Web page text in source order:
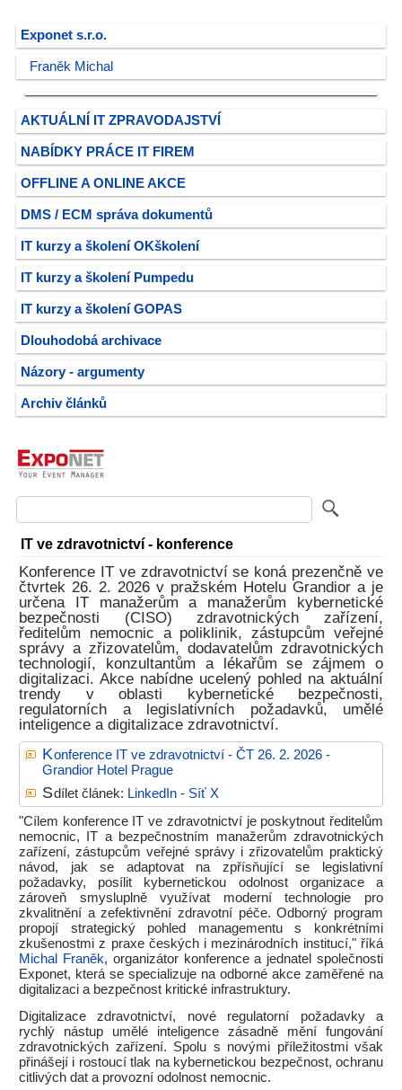
Exponet s.r.o.
Franěk Michal
AKTUÁLNÍ IT ZPRAVODAJSTVÍ
NABÍDKY PRÁCE IT FIREM
OFFLINE A ONLINE AKCE
DMS / ECM správa dokumentů
IT kurzy a školení OKškolení
IT kurzy a školení Pumpedu
IT kurzy a školení GOPAS
Dlouhodobá archivace
Názory - argumenty
Archiv článků
IT ve zdravotnictví - konference
Konference IT ve zdravotnictví se koná prezenčně ve
čtvrtek 26. 2. 2026 v pražském Hotelu Grandior a je
určena IT manažerům a manažerům kybernetické
bezpečnosti (CISO) zdravotnických zařízení,
ředitelům nemocnic a poliklinik, zástupcům veřejné
správy a zřizovatelům, dodavatelům zdravotnických
technologií, konzultantům a lékařům se zájmem o
digitalizaci. Akce nabídne ucelený pohled na aktuální
trendy v oblasti kybernetické bezpečnosti,
regulatorních a legislativních požadavků, umělé
inteligence a digitalizace zdravotnictví.
Konference IT ve zdravotnictví - ČT 26. 2. 2026 -
Grandior Hotel Prague
Sdílet článek: LinkedIn- Síť X
"Cílem konference IT ve zdravotnictví je poskytnout ředitelům
nemocnic, IT a bezpečnostním manažerům zdravotnických
zařízení, zástupcům veřejné správy i zřizovatelům praktický
návod, jak se adaptovat na zpřísňující se legislativní
požadavky, posílit kybernetickou odolnost organizace a
zároveň smysluplně využívat moderní technologie pro
zkvalitnění a zefektivnění zdravotní péče. Odborný program
propojí strategický pohled managementu s konkrétními
zkušenostmi z praxe českých i mezinárodních institucí," říká
Michal Franěk, organizátor konference a jednatel společnosti
Exponet, která se specializuje na odborné akce zaměřené na
digitalizaci a bezpečnost kritické infrastruktury.
Digitalizace zdravotnictví, nové regulatorní požadavky a
rychlý nástup umělé inteligence zásadně mění fungování
zdravotnických zařízení. Spolu s novými příležitostmi však
přinášejí i rostoucí tlak na kybernetickou bezpečnost, ochranu
citlivých dat a provozní odolnost nemocnic.